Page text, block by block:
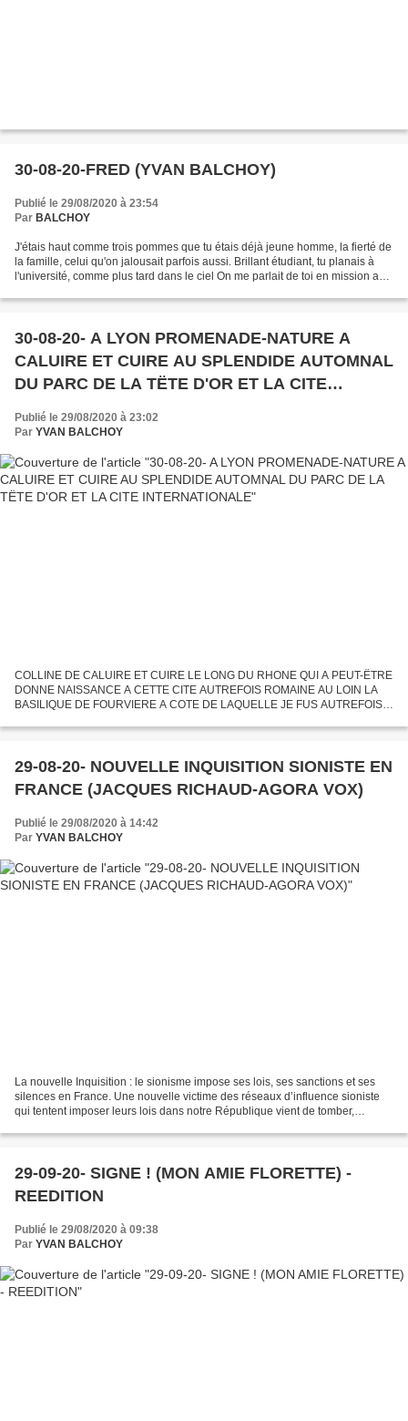
30-08-20-FRED (YVAN BALCHOY)
Publié le 29/08/2020 à 23:54
Par BALCHOY
J'étais haut comme trois pommes que tu étais déjà jeune homme, la fierté de
la famille, celui qu'on jalousait parfois aussi. Brillant étudiant, tu planais à
l'université, comme plus tard dans le ciel On me parlait de toi en mission aux
30-08-20- A LYON PROMENADE-NATURE A
CALUIRE ET CUIRE AU SPLENDIDE AUTOMNAL
DU PARC DE LA TËTE D'OR ET LA CITE
Publié le 29/08/2020 à 23:02
Par YVAN BALCHOY
COLLINE DE CALUIRE ET CUIRE LE LONG DU RHONE QUI A PEUT-ËTRE
DONNE NAISSANCE A CETTE CITE AUTREFOIS ROMAINE AU LOIN LA
BASILIQUE DE FOURVIERE A COTE DE LAQUELLE JE FUS AUTREFOIS
TEINTES AUTOMNALES PARC...
29-08-20- NOUVELLE INQUISITION SIONISTE EN
FRANCE (JACQUES RICHAUD-AGORA VOX)
Publié le 29/08/2020 à 14:42
Par YVAN BALCHOY
La nouvelle Inquisition : le sionisme impose ses lois, ses sanctions et ses
silences en France. Une nouvelle victime des réseaux d’influence sioniste
qui tentent imposer leurs lois dans notre République vient de tomber,
29-09-20- SIGNE ! (MON AMIE FLORETTE) -
REEDITION
Publié le 29/08/2020 à 09:38
Par YVAN BALCHOY